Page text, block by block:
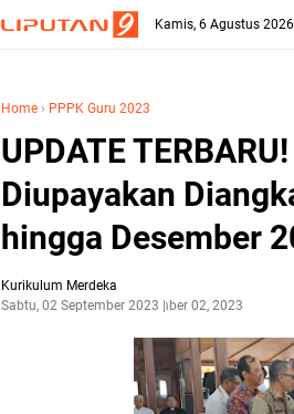
Kamis, 6 Agustus 2026
Home › PPPK Guru 2023
UPDATE
Diupayakan
hingga Desember
Kurikulum Merdeka
Sabtu, 02 September 2023September 02, 2023